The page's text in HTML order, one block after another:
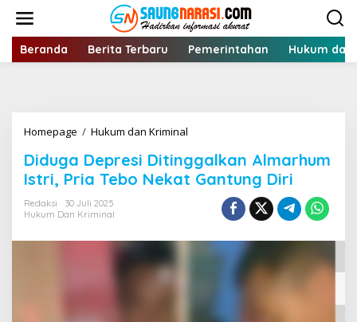
konten
Beranda Berita Terbaru Pemerintahan Hukum
Homepage / Hukum dan Kriminal
Ditinggalkan
Almarhum
Istri,
Gantung
Diduga Depresi Ditinggalkan Almarhum
Istri, Pria Tebo Nekat Gantung Diri
Redaksi
30 Juli 2025
Hukum Dan Kriminal